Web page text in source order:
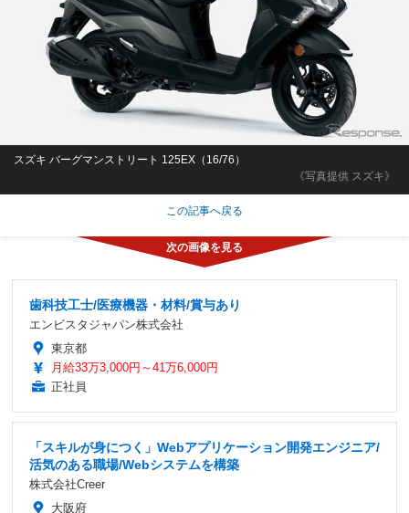
《写真提供 スズキ》
スズキ バーグマンストリート 125EX（16/76）
この記事へ戻る
歯科技工士/医療機器・材料/賞与あり
エンビスタジャパン株式会社
東京都
月給33万3,000円～41万6,000円
正社員
「スキルが身につく」Webアプリケーション開発エンジニア/
活気のある職場/Webシステムを構築
株式会社Creer
大阪府